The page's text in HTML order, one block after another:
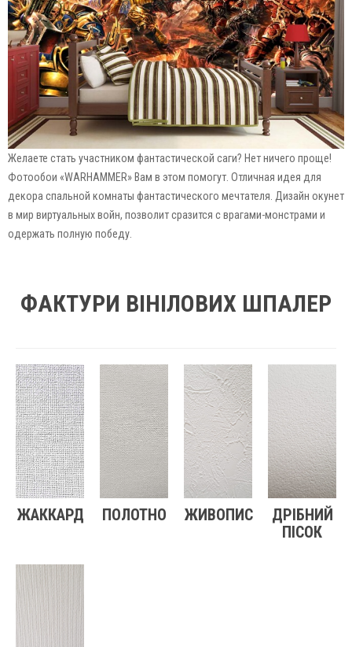
Желаете стать участником фантастической саги? Нет ничего проще!
Фотообои «WARHAMMER» Вам в этом помогут. Отличная идея для
декора спальной комнаты фантастического мечтателя. Дизайн окунет
в мир виртуальных войн, позволит сразится с врагами-монстрами и
одержать полную победу.
ФАКТУРИ ВІНІЛОВИХ ШПАЛЕР
ЖАККАРД ПОЛОТНО ЖИВОПИС
ДРІБНИЙ
ПІСОК